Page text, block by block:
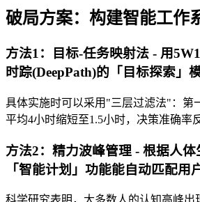
破局方案：构建智能工作
方法1：目标-任务映射法 - 用
时踪(DeepPath)的「目标探索」
具体实施时可以采用"三层过滤法"：第
平均4小时缩短至1.5小时，决策准确率
方法2：精力波峰管理 - 根据人
「智能计划」功能能自动匹配用